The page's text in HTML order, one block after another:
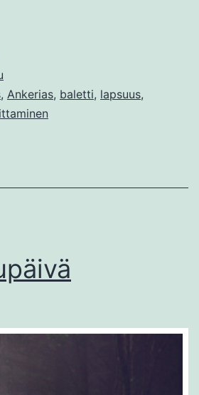
, Ankerias, baletti, lapsuus,